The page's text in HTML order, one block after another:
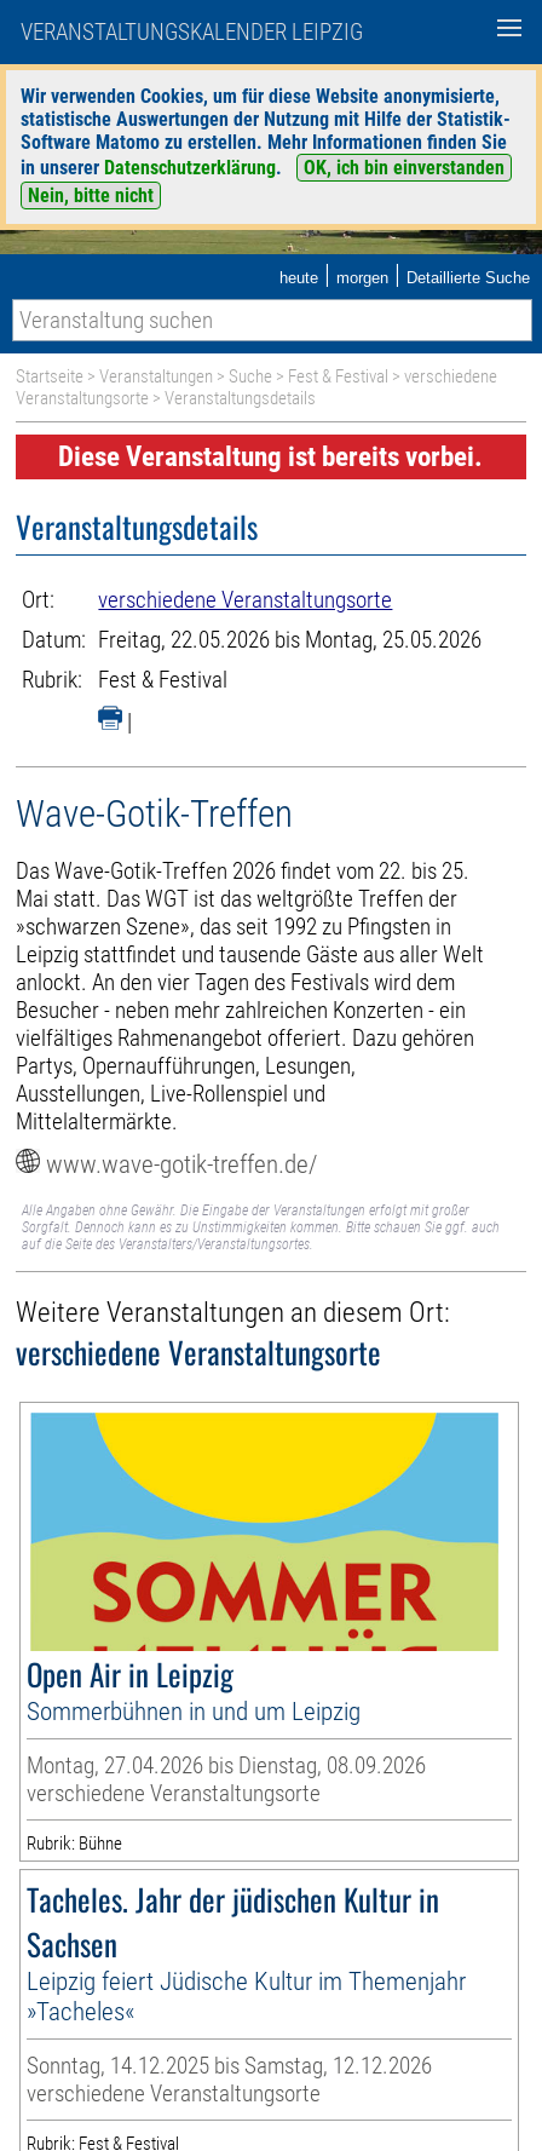
VERANSTALTUNGSKALENDER LEIPZIG
Wir verwenden Cookies, um für diese Website anonymisierte,
statistische Auswertungen der Nutzung mit Hilfe der Statistik-
Software Matomo zu erstellen. Mehr Informationen finden Sie
in unserer Datenschutzerklärung.
OK, ich bin einverstanden
Nein, bitte nicht
heute | morgen | Detaillierte Suche
Startseite >Veranstaltungen > Suche > Fest & Festival >verschiedene
Veranstaltungsorte > Veranstaltungsdetails
Diese Veranstaltung ist bereits vorbei.
Veranstaltungsdetails
Ort:
verschiedene Veranstaltungsorte
Datum: Freitag, 22.05.2026 bis Montag, 25.05.2026
Rubrik:
Fest & Festival
|
Wave-Gotik-Treffen
Das Wave-Gotik-Treffen 2026 findet vom 22. bis 25.
Mai statt. Das WGT ist das weltgrößte Treffen der
»schwarzen Szene», das seit 1992 zu Pfingsten in
Leipzig stattfindet und tausende Gäste aus aller Welt
anlockt. An den vier Tagen des Festivals wird dem
Besucher - neben mehr zahlreichen Konzerten - ein
vielfältiges Rahmenangebot offeriert. Dazu gehören
Partys, Opernaufführungen, Lesungen,
Ausstellungen, Live-Rollenspiel und
Mittelaltermärkte.
www.wave-gotik-treffen.de/
Alle Angaben ohne Gewähr. Die Eingabe der Veranstaltungen erfolgt mit großer
Sorgfalt. Dennoch kann es zu Unstimmigkeiten kommen. Bitte schauen Sie ggf. auch
auf die Seite des Veranstalters/Veranstaltungsortes.
Weitere Veranstaltungen an diesem Ort:
verschiedene Veranstaltungsorte
Open Air in Leipzig
Sommerbühnen in und um Leipzig
Montag, 27.04.2026 bis Dienstag, 08.09.2026
verschiedene Veranstaltungsorte
Rubrik: Bühne
Tacheles. Jahr der jüdischen Kultur in
Sachsen
Leipzig feiert Jüdische Kultur im Themenjahr
»Tacheles«
Sonntag, 14.12.2025 bis Samstag, 12.12.2026
verschiedene Veranstaltungsorte
Rubrik: Fest & Festival